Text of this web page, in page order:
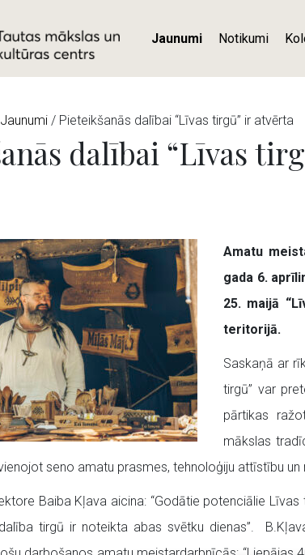
Jaunumi Notikumi
Jaunumi / Pieteikšanās dalībai “Līvas tirgū” ir atvērta
dalībai “Līvas
Amatu
gada 6.
25. maijā
teritorijā.
Saskaņā ar
tirgū” var
pārtikas
mākslas
seno amatu prasmes, tehnoloģiju attīstību un
Baiba Kļava aicina: “Godātie potenciālie
tirgū ir noteikta abas svētku dienas”.